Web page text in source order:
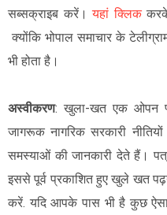
सब्सक्राइब करें।यहां क्लिककरके
क्योंकि भोपाल समाचार के
भी होता है।
अस्वीकरण: खुला-खत एक ओपन
जागरूक नागरिक सरकारी
समस्याओं की जानकारी देते हैं।
इससे पूर्व प्रकाशित हुए खुले खत
करें. यदि आपके पास भी है कुछ